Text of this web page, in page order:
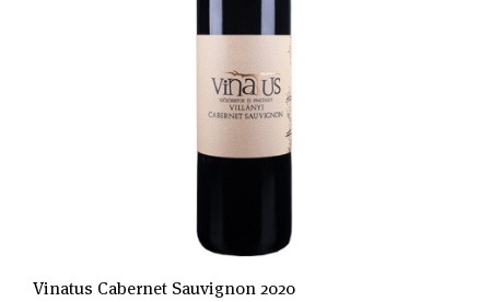
Vinatus Cabernet Sauvignon 2020